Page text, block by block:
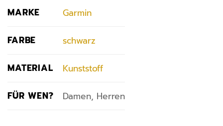
MARKE Garmin
FARBE schwarz
MATERIAL Kunststoff
FÜR WEN? Damen, Herren